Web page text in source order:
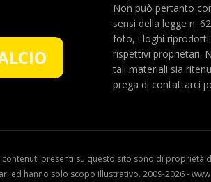
Non può pertanto
sensi della legge n.
foto, i loghi riprodotti
rispettivi proprietari.
tali materiali sia
prega di contattarci
presenti su questo sito sono di
hanno solo scopo illustrativo. 2009-2026 -